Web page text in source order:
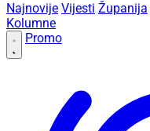
Najnovije Vijesti Županija
Kolumne
Promo